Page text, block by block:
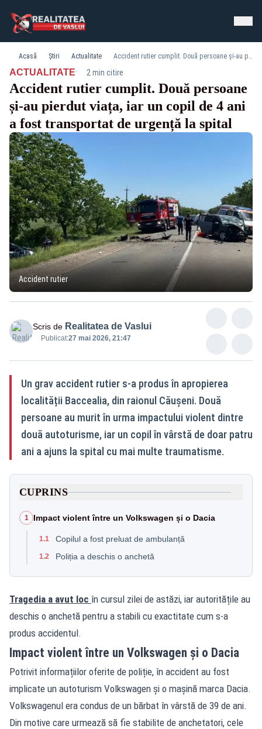
Acasă Știri Actualitate Accident rutier cumplit. Două persoane și-au pierdut viața, iar un copil de 4 ani a fost transportat de urgență la spital
ACTUALITATE· 2 min citire
Accident rutier cumplit. Două persoane
și-au pierdut viața, iar un copil de 4 ani
a fost transportat de urgență la spital
Accident rutier
Scris de Realitatea de Vaslui
Publicat:27 mai 2026, 21:47
Un grav accident rutier s-a produs în apropierea
localității Baccealia, din raionul Căușeni. Două
persoane au murit în urma impactului violent dintre
două autoturisme, iar un copil în vârstă de doar patru
ani a ajuns la spital cu mai multe traumatisme.
CUPRINS
1 Impact violent între un Volkswagen și o Dacia
1.1 Copilul a fost preluat de ambulanță
1.2 Poliția a deschis o anchetă
Tragedia a avut loc în cursul zilei de astăzi, iar autoritățile au
deschis o anchetă pentru a stabili cu exactitate cum s-a
produs accidentul.
Impact violent între un Volkswagen și o Dacia
Potrivit informațiilor oferite de poliție, în accident au fost
implicate un autoturism Volkswagen și o mașină marca Dacia.
Volkswagenul era condus de un bărbat în vârstă de 39 de ani.
Din motive care urmează să fie stabilite de anchetatori, cele